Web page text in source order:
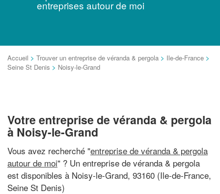
entreprises autour de moi
Accueil > Trouver un entreprise de véranda & pergola > Ile-de-France >
Seine St Denis > Noisy-le-Grand
Votre entreprise de véranda & pergola
à Noisy-le-Grand
Vous avez recherché "entreprise de véranda & pergola
autour de moi" ? Un entreprise de véranda & pergola
est disponibles à Noisy-le-Grand, 93160 (Ile-de-France,
Seine St Denis)